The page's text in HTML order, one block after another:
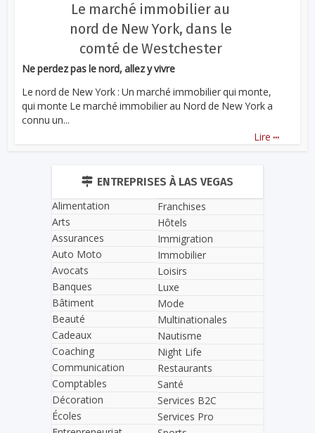
Le marché immobilier au
nord de New York, dans le
comté de Westchester
Ne perdez pas le nord, allez y vivre
Le nord de New York : Un marché immobilier qui monte,
qui monte Le marché immobilier au Nord de New York a
connu un...
Lire ...
ENTREPRISES À LAS VEGAS
Alimentation
Arts
Assurances
Auto Moto
Avocats
Banques
Bâtiment
Beauté
Cadeaux
Coaching
Communication
Comptables
Décoration
Écoles
Franchises
Hôtels
Immigration
Immobilier
Loisirs
Luxe
Mode
Multinationales
Nautisme
Night Life
Restaurants
Santé
Services B2C
Services Pro